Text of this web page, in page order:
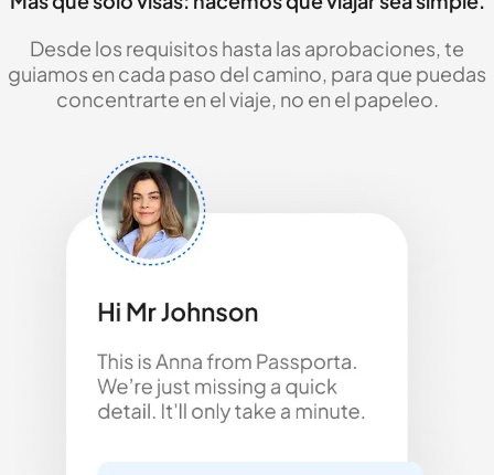
Desde los requisitos hasta las aprobaciones, te
guiamos en cada paso del camino, para que puedas
concentrarte en el viaje, no en el papeleo.